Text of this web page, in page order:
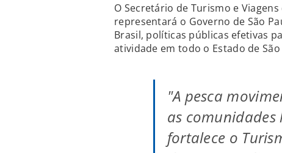
O Secretário de Turismo e
representará o Governo de São
Brasil, políticas públicas efetivas
atividade em todo o Estado de São
"A pesca
as
fortalece o